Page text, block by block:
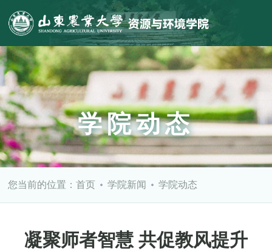
学院动态
您当前的位置：首页 学院新闻 学院动态
凝聚师者智慧 共促教风提升